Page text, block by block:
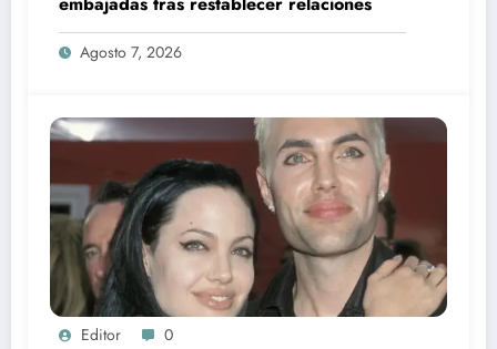
Agosto 7, 2026
Editor 0